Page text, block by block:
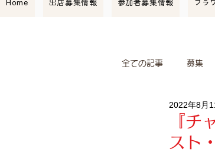
Home 出店募集情報 参加者募集情報 フラ
全ての記事 募集
マーケット情報
『チ
スト
2022年8月